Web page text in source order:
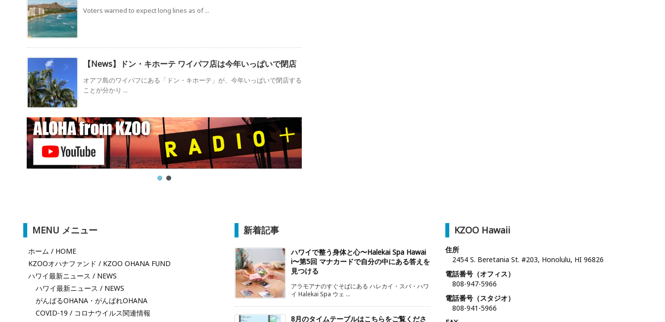
Voters warned to expect long lines as of ...
【News】ドン・キホーテ ワイパフ店は今年いっぱいで閉店
オアフ島のワイパフにある「ドン・キホーテ」が、今年いっぱいで閉店する
ことが分かり ...
MENU メニュー
ホーム / HOME
KZOOオハナファンド / KZOO OHANA FUND
ハワイ最新ニュース / NEWS
ハワイ最新ニュース / NEWS
がんばるOHANA・がんばれOHANA
COVID-19 / コロナウイルス関連情報
新着記事
ハワイで整う身体と心〜Halekai Spa Hawai
i〜第5回 マナカードで自分の中にある答えを
見つける
アラモアナのすぐそばにある ハレカイ・スパ・ハワ
イ Halekai Spa ウェ ...
8月のタイムテーブルはこちらをご覧くださ
KZOO Hawaii
住所
2454 S. Beretania St. #203, Honolulu, HI 96826
電話番号（オフィス）
808-947-5966
電話番号（スタジオ）
808-941-5966